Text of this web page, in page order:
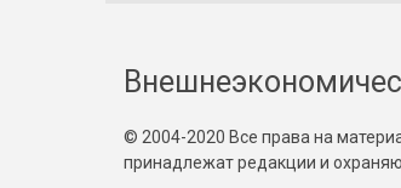
© 2004-2020 Все права на
принадлежат редакции и